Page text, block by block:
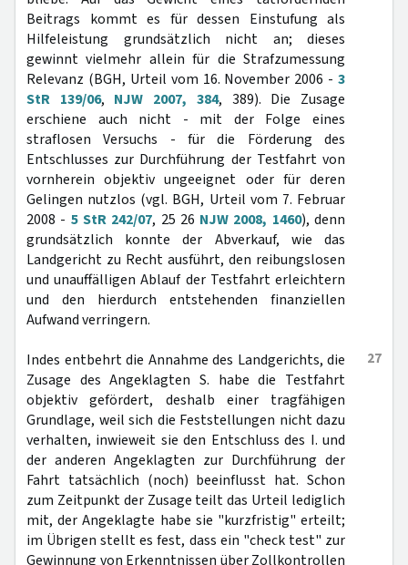
Beitrags kommt es für dessen Einstufung als
Hilfeleistung grundsätzlich nicht an; dieses
gewinnt vielmehr allein für die Strafzumessung
Relevanz (BGH, Urteil vom 16. November 2006 - 3
StR 139/06, NJW 2007, 384, 389). Die Zusage
erschiene auch nicht - mit der Folge eines
straflosen Versuchs - für die Förderung des
Entschlusses zur Durchführung der Testfahrt von
vornherein objektiv ungeeignet oder für deren
Gelingen nutzlos (vgl. BGH, Urteil vom 7. Februar
2008 - 5 StR 242/07, 25 26 NJW 2008, 1460), denn
grundsätzlich konnte der Abverkauf, wie das
Landgericht zu Recht ausführt, den reibungslosen
und unauffälligen Ablauf der Testfahrt erleichtern
und den hierdurch entstehenden finanziellen
Aufwand verringern.
27
Indes entbehrt die Annahme des Landgerichts, die
Zusage des Angeklagten S. habe die Testfahrt
objektiv gefördert, deshalb einer tragfähigen
Grundlage, weil sich die Feststellungen nicht dazu
verhalten, inwieweit sie den Entschluss des I. und
der anderen Angeklagten zur Durchführung der
Fahrt tatsächlich (noch) beeinflusst hat. Schon
zum Zeitpunkt der Zusage teilt das Urteil lediglich
mit, der Angeklagte habe sie "kurzfristig" erteilt;
im Übrigen stellt es fest, dass ein "check test" zur
Gewinnung von Erkenntnissen über Zollkontrollen